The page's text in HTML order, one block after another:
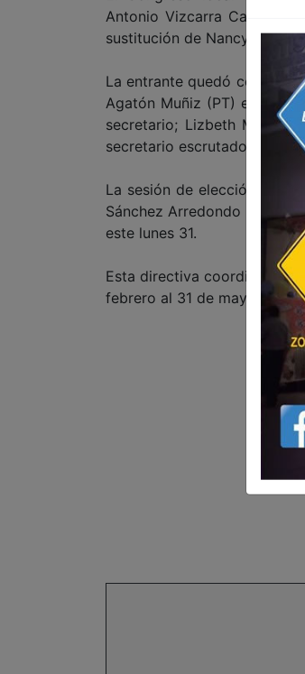
Antonio Vizcarra
sustitución de Nancy
La entrante quedó
Agatón Muñiz (PT) en
secretario; Lizbeth Mata
secretario escrutador.
La sesión de elección de la
Sánchez Arredondo (PRI)
este lunes 31.
Esta directiva coordinará
febrero al 31 de mayo de